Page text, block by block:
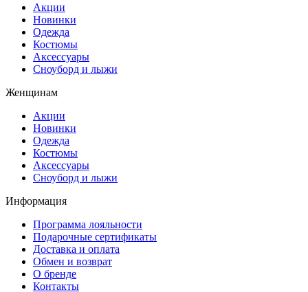
Акции
Новинки
Одежда
Костюмы
Аксессуары
Сноуборд и лыжи
Женщинам
Акции
Новинки
Одежда
Костюмы
Аксессуары
Сноуборд и лыжи
Информация
Программа лояльности
Подарочные сертификаты
Доставка и оплата
Обмен и возврат
О бренде
Контакты